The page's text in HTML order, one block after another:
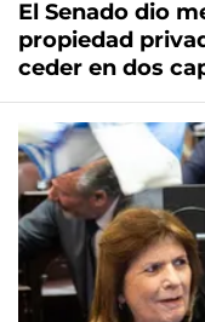
El Senado dio
propiedad
ceder en dos